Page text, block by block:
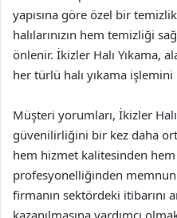
yapısına göre özel bir
halılarınızın hem temizliği
önlenir. İkizler Halı Yıkama,
her türlü halı yıkama
Müşteri yorumları, İkizler
güvenilirliğini bir kez daha
hem hizmet kalitesinden hem
profesyonelliğinden
firmanın sektördeki itibarını
kazanılmasına yardımcı